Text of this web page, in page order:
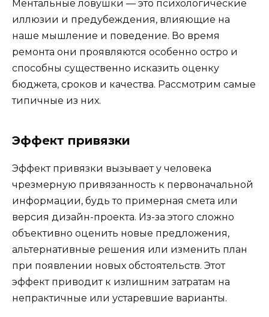
Ментальные ловушки — это психологические
иллюзии и предубеждения, влияющие на
наше мышление и поведение. Во время
ремонта они проявляются особенно остро и
способны существенно исказить оценку
бюджета, сроков и качества. Рассмотрим самые
типичные из них.
Эффект привязки
Эффект привязки вызывает у человека
чрезмерную привязанность к первоначальной
информации, будь то примерная смета или
версия дизайн-проекта. Из-за этого сложно
объективно оценить новые предложения,
альтернативные решения или изменить план
при появлении новых обстоятельств. Этот
эффект приводит к излишним затратам на
непрактичные или устаревшие варианты.